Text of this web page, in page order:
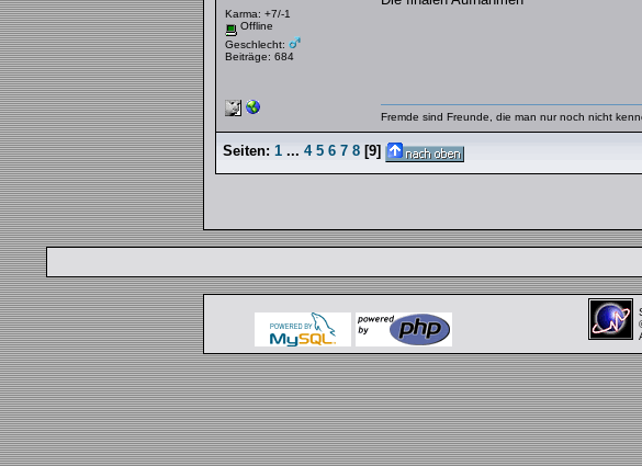
Karma: +7/-1
Offline
Geschlecht:
Beiträge: 684
Fremde sind Freunde, die man nur noch nicht
Seiten: 1 ... 4 5 6 7 8[9]